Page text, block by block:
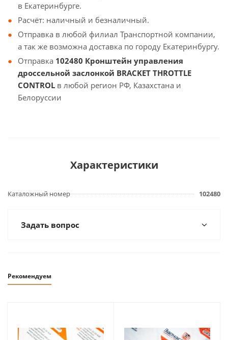
в Екатеринбурге.
Расчёт: наличный и безналичный.
Отправка в любой филиал Транспортной компании,
а так же возможна доставка по городу Екатеринбургу.
Отправка 102480 Кронштейн управления
дроссельной заслонкой BRACKET THROTTLE
CONTROL в любой регион РФ, Казахстана и
Белоруссии
Характеристики
Каталожный номер 102480
Задать вопрос
Рекомендуем